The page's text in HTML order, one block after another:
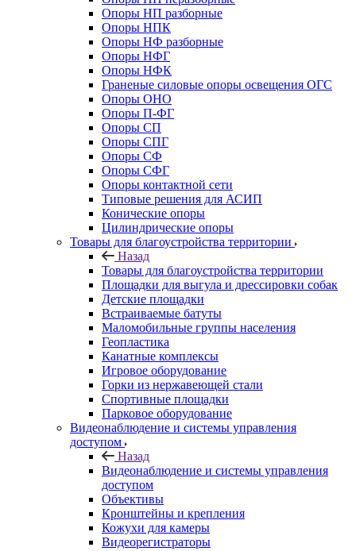
Опоры НП разборные
Опоры НПК
Опоры НФ разборные
Опоры НФГ
Опоры НФК
Граненые силовые опоры освещения ОГС
Опоры ОНО
Опоры П-ФГ
Опоры СП
Опоры СПГ
Опоры СФ
Опоры СФГ
Опоры контактной сети
Типовые решения для АСИП
Конические опоры
Цилиндрические опоры
Товары для благоустройства территории
Назад
Товары для благоустройства территории
Площадки для выгула и дрессировки собак
Детские площадки
Встраиваемые батуты
Маломобильные группы населения
Геопластика
Канатные комплексы
Игровое оборудование
Горки из нержавеющей стали
Спортивные площадки
Парковое оборудование
Видеонаблюдение и системы управления
доступом
Назад
Видеонаблюдение и системы управления
доступом
Объективы
Кронштейны и крепления
Кожухи для камеры
Видеорегистраторы